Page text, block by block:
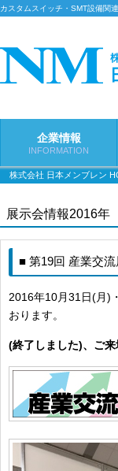
カスタムスイッチ・SMT設備関
企業情報
INFORMATION
株式会社 日本メンブレン
展示会情報2016年
■ 第19回 産業交
2016年10月31日(月)
おります。
(終了しました)、ご来